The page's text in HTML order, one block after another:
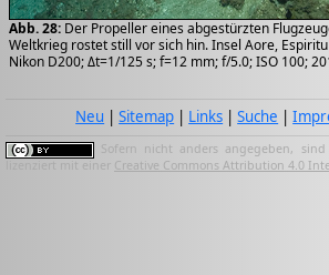
Abb. 28: Der Propeller eines abgestürzten
Weltkrieg rostet still vor sich hin. Insel Aore,
Nikon D200; Δt=1/125 s; f=12 mm; f/5.0; ISO 100;
Neu |Sitemap | Links |Suche |
Sofern nicht anders angegeben,
lizenziert mit einer Creative Commons Attribution 4.0